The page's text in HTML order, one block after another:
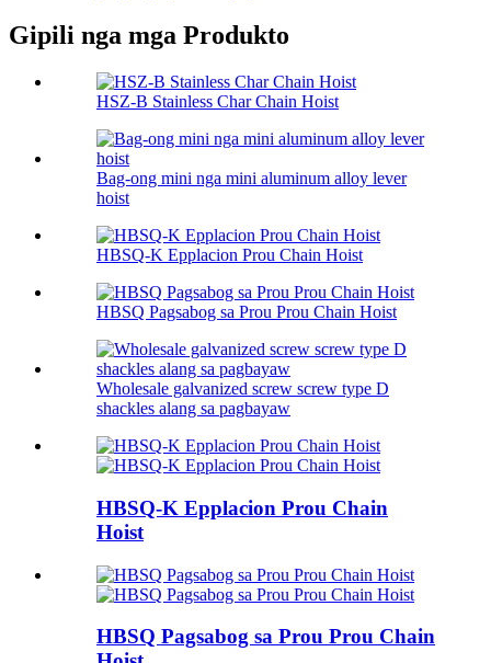
Gipili nga mga Produkto
HSZ-B Stainless Char Chain Hoist
Bag-ong mini nga mini aluminum alloy lever
hoist
HBSQ-K Epplacion Prou ​​Chain Hoist
HBSQ Pagsabog sa Prou ​​Prou ​​Chain Hoist
Wholesale galvanized screw screw type D
shackles alang sa pagbayaw
HBSQ-K Epplacion Prou ​​Chain
Hoist
HBSQ Pagsabog sa Prou ​​Prou ​​Chain